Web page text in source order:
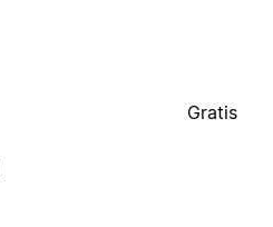
Gratis